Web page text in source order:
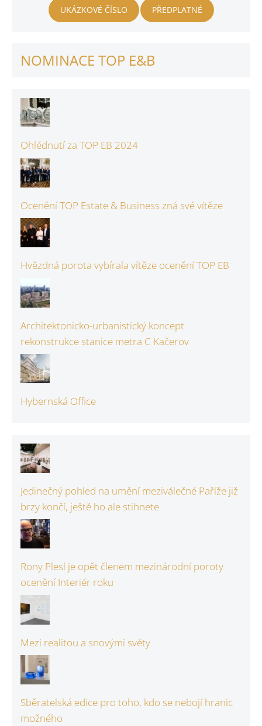
UKÁZKOVÉ ČÍSLO PŘEDPLATNÉ
NOMINACE TOP E&B
Ohlédnutí za TOP EB 2024
Ocenění TOP Estate & Business zná své vítěze
Hvězdná porota vybírala vítěze ocenění TOP EB
Architektonicko-urbanistický koncept
rekonstrukce stanice metra C Kačerov
Hybernská Office
Jedinečný pohled na umění meziválečné Paříže již
brzy končí, ještě ho ale stihnete
Rony Plesl je opět členem mezinárodní poroty
ocenění Interiér roku
Mezi realitou a snovými světy
Sběratelská edice pro toho, kdo se nebojí hranic
možného